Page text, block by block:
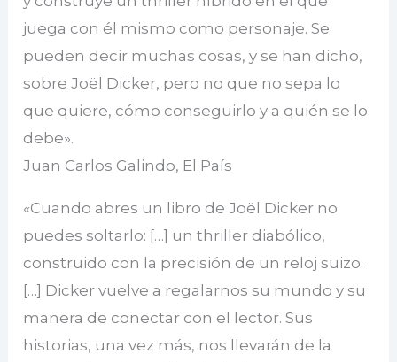
juega con él mismo como personaje. Se
pueden decir muchas cosas, y se han dicho,
sobre Joël Dicker, pero no que no sepa lo
que quiere, cómo conseguirlo y a quién se lo
debe».
Juan Carlos Galindo, El País
«Cuando abres un libro de Joël Dicker no
puedes soltarlo: […] un thriller diabólico,
construido con la precisión de un reloj suizo.
[…] Dicker vuelve a regalarnos su mundo y su
manera de conectar con el lector. Sus
historias, una vez más, nos llevarán de la